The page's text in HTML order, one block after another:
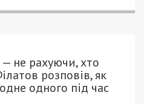
— не рахуючи, хто
розповів, як
одного під час